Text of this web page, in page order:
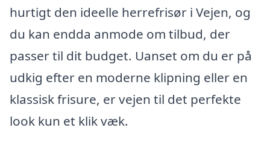
hurtigt den ideelle herrefrisør i Vejen, og
du kan endda anmode om tilbud, der
passer til dit budget. Uanset om du er på
udkig efter en moderne klipning eller en
klassisk frisure, er vejen til det perfekte
look kun et klik væk.